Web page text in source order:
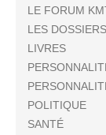
LE FORUM
LES DOSSIERS
LIVRES
POLITIQUE
SANTÉ